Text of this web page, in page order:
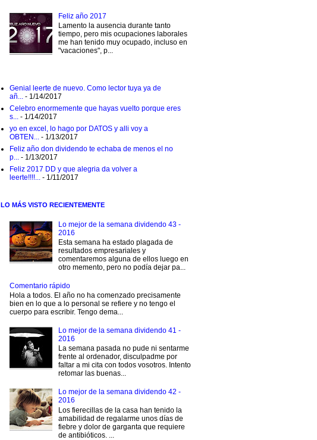
Feliz año 2017
Lamento la ausencia durante tanto
tiempo, pero mis ocupaciones laborales
me han tenido muy ocupado, incluso en
"vacaciones", p...
Genial leerte de nuevo. Como lector tuya ya de
añ... - 1/14/2017
Celebro enormemente que hayas vuelto porque eres
s... - 1/14/2017
yo en excel, lo hago por DATOS y alli voy a
OBTEN... - 1/13/2017
Feliz año don dividendo te echaba de menos el no
p... - 1/13/2017
Feliz 2017 DD y que alegria da volver a
leerte!!!!... - 1/11/2017
LO MÁS VISTO RECIENTEMENTE
Lo mejor de la semana dividendo 43 -
2016
Esta semana ha estado plagada de
resultados empresariales y
comentaremos alguna de ellos luego en
otro memento, pero no podía dejar pa...
Comentario rápido
Hola a todos. El año no ha comenzado precisamente
bien en lo que a lo personal se refiere y no tengo el
cuerpo para escribir. Tengo dema...
Lo mejor de la semana dividendo 41 -
2016
La semana pasada no pude ni sentarme
frente al ordenador, disculpadme por
faltar a mi cita con todos vosotros. Intento
retomar las buenas...
Lo mejor de la semana dividendo 42 -
2016
Los fierecillas de la casa han tenido la
amabilidad de regalarme unos días de
fiebre y dolor de garganta que requiere
de antibióticos. ...